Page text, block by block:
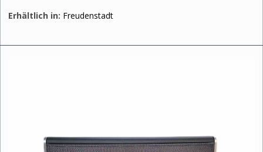
Erhältlich in: Freudenstadt